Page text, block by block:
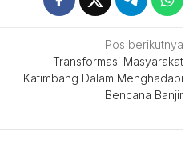
Pos berikutnya
Transformasi Masyarakat
Katimbang Dalam Menghadapi
Bencana Banjir